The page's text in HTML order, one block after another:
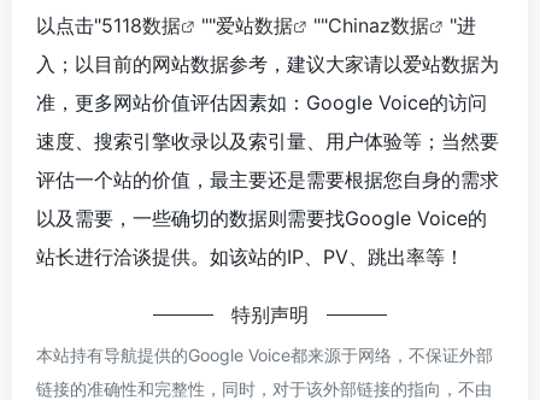
以点击"5118数据 ""爱站数据 ""Chinaz数据
"进
入；以目前的网站数据参考，建议大家请以爱站数据为
准，更多网站价值评估因素如：Google Voice的访问
速度、搜索引擎收录以及索引量、用户体验等；当然要
评估一个站的价值，最主要还是需要根据您自身的需求
以及需要，一些确切的数据则需要找Google Voice的
站长进行洽谈提供。如该站的IP、PV、跳出率等！
特别声明
本站持有导航提供的Google Voice都来源于网络，不保证外部
链接的准确性和完整性，同时，对于该外部链接的指向，不由